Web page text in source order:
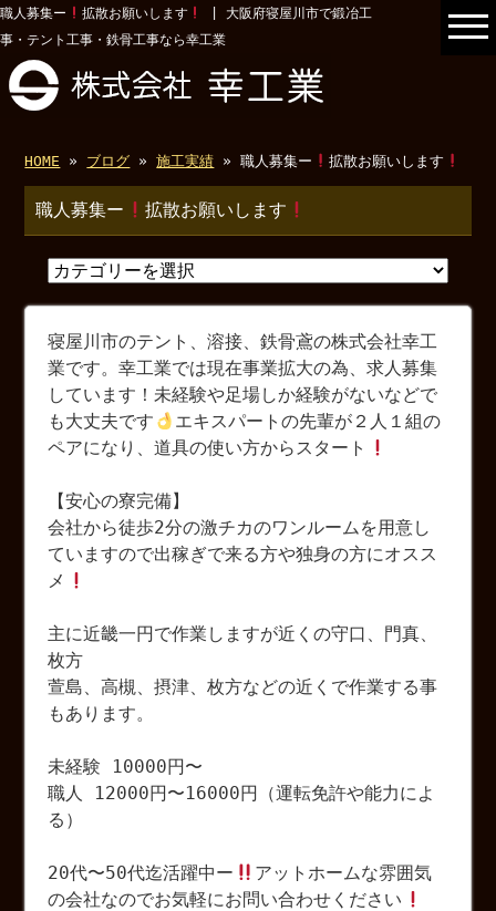
職人募集ー 拡散お願いします
| 大阪府寝屋川市で鍛冶工
事・テント工事・鉄骨工事なら幸工業
HOME » ブログ »施工実績 » 職人募集ー 拡散お願いします
職人募集ー 拡散お願いします
寝屋川市のテント、溶接、鉄骨鳶の株式会社幸工
業です。幸工業では現在事業拡大の為、求人募集
しています！未経験や足場しか経験がないなどで
も大丈夫です
エキスパートの先輩が２人１組の
ペアになり、道具の使い方からスタート
【安心の寮完備】
会社から徒歩2分の激チカのワンルームを用意し
ていますので出稼ぎで来る方や独身の方にオスス
メ
主に近畿一円で作業しますが近くの守口、門真、
枚方
萱島、高槻、摂津、枚方などの近くで作業する事
もあります。
未経験 10000円〜
職人 12000円〜16000円（運転免許や能力によ
る）
20代〜50代迄活躍中ー
アットホームな雰囲気
の会社なのでお気軽にお問い合わせください